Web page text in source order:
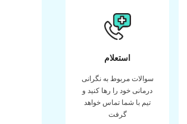
استعلام
سوالات مربوط به نگرانی
درمانی خود را رها کنید و
تیم با شما تماس خواهد
گرفت